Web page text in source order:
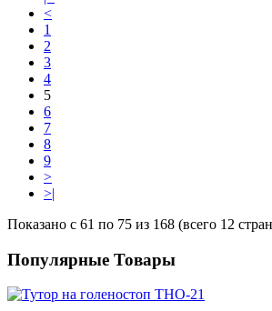
<
1
2
3
4
5
6
7
8
9
>
>|
Показано с 61 по 75 из 168 (всего 12
Популярные Товары